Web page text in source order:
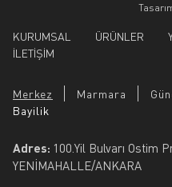
KURUMSAL ÜRÜNLER
İLETİŞİM
Merkez Marmara
Bayilik
Adres: 100.Yil Bulvarı Ostim
YENİMAHALLE/ANKARA